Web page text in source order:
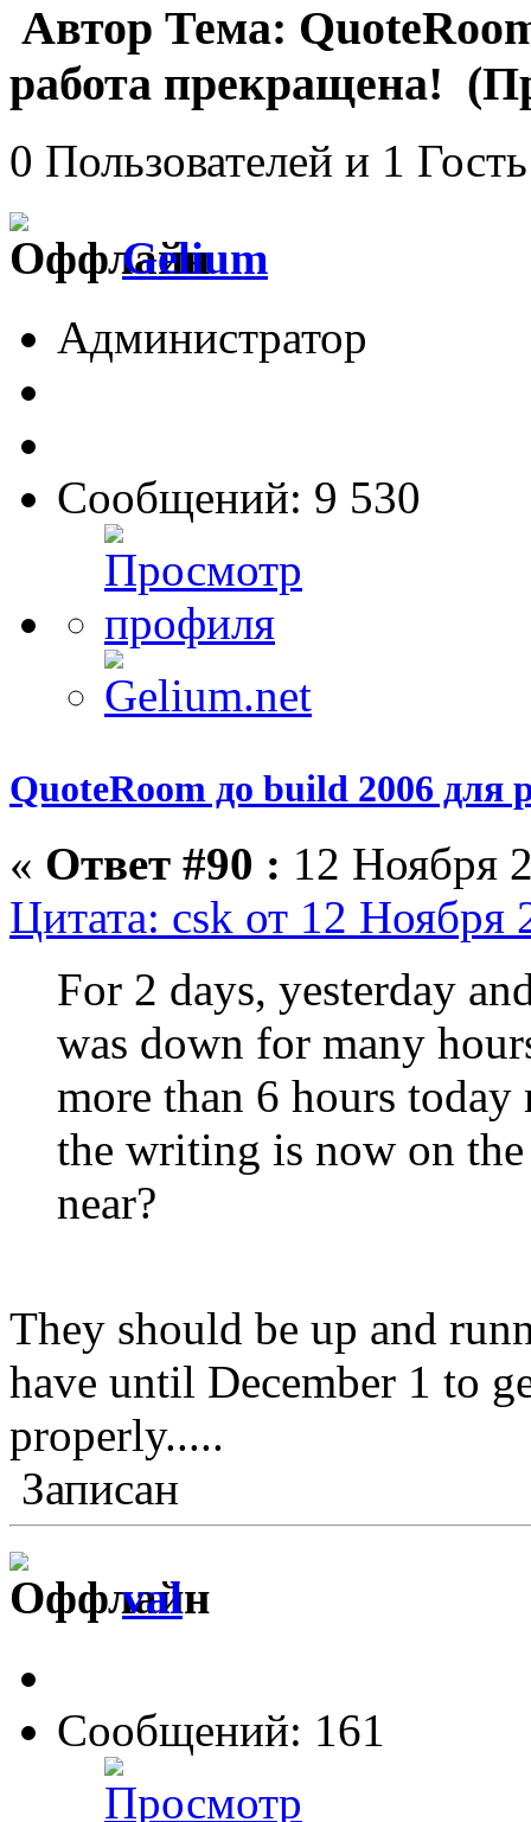
Автор Тема:
работа прекращена!
0 Пользователей и 1
Gelium
Администратор
Сообщений: 9 530
QuoteRoom до build 2006 для
« Ответ #90 : 12 Ноября
Цитата: csk от 12 Ноября
For 2 days, yesterday
was down for many
more than 6 hours today
the writing is now on
near?
They should be up and
have until December 1 to
properly.....
Записан
val
Сообщений: 161